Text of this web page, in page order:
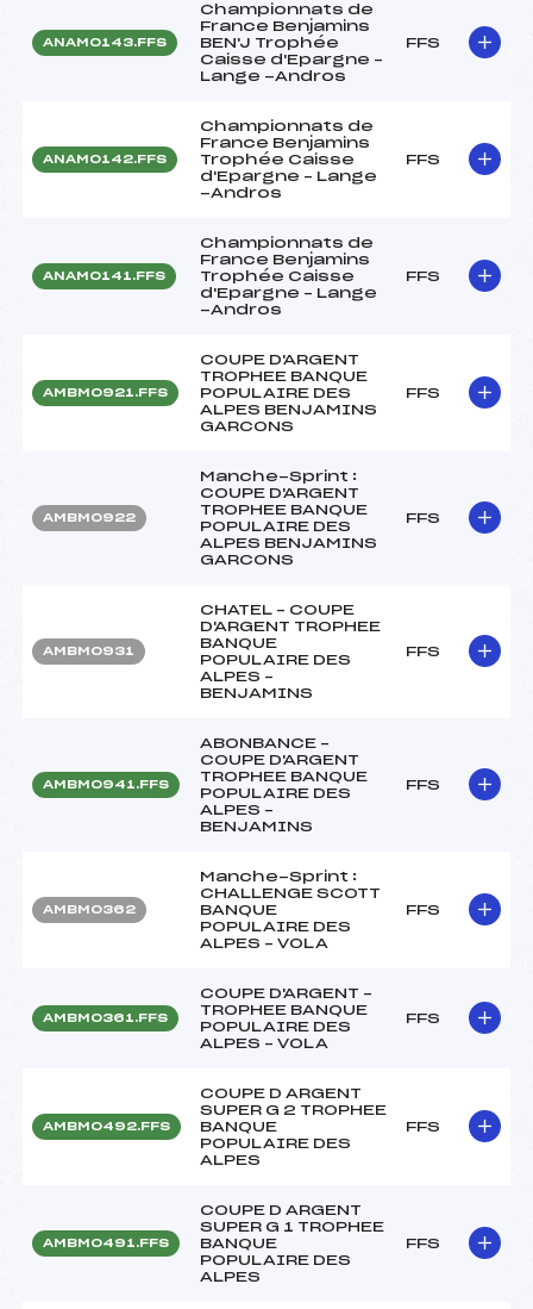
ANAM0143.FFS
Championnats de
France Benjamins
BEN'J Trophée
Caisse d'Epargne –
Lange -Andros
FFS
ANAM0142.FFS
Championnats de
France Benjamins
Trophée Caisse
d'Epargne – Lange
-Andros
FFS
ANAM0141.FFS
Championnats de
France Benjamins
Trophée Caisse
d'Epargne – Lange
-Andros
FFS
AMBM0921.FFS
COUPE D'ARGENT
TROPHEE BANQUE
POPULAIRE DES
ALPES BENJAMINS
GARCONS
FFS
AMBM0922
Manche-Sprint :
COUPE D'ARGENT
TROPHEE BANQUE
POPULAIRE DES
ALPES BENJAMINS
GARCONS
FFS
AMBM0931
CHATEL – COUPE
D'ARGENT TROPHEE
BANQUE
POPULAIRE DES
ALPES –
BENJAMINS
FFS
AMBM0941.FFS
ABONBANCE –
COUPE D'ARGENT
TROPHEE BANQUE
POPULAIRE DES
ALPES –
BENJAMINS
FFS
AMBM0362
Manche-Sprint :
CHALLENGE SCOTT
BANQUE
POPULAIRE DES
ALPES – VOLA
FFS
AMBM0361.FFS
COUPE D'ARGENT –
TROPHEE BANQUE
POPULAIRE DES
ALPES – VOLA
FFS
AMBM0492.FFS
COUPE D ARGENT
SUPER G 2 TROPHEE
BANQUE
POPULAIRE DES
ALPES
FFS
AMBM0491.FFS
COUPE D ARGENT
SUPER G 1 TROPHEE
BANQUE
POPULAIRE DES
ALPES
FFS